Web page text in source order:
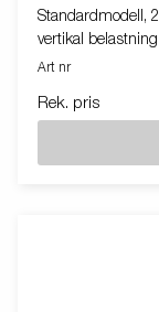
Standardmodell,
vertikal
Art nr
Rek. pris